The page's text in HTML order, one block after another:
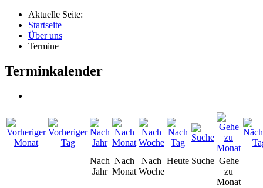
Aktuelle Seite:
Startseite
Über uns
Termine
Terminkalender
Nach
Jahr
Nach
Monat
Nach
Woche
Heute Suche Gehe
zu
Monat